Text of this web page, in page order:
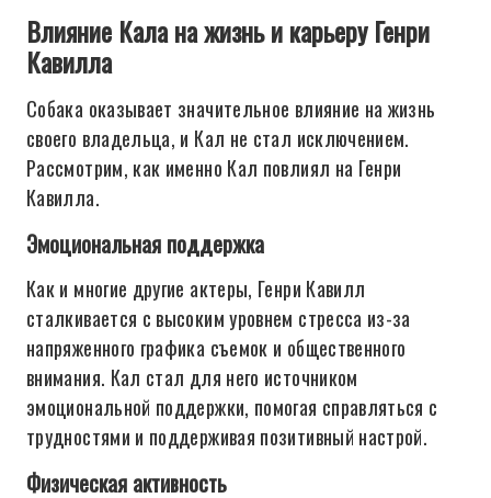
Влияние Кала на жизнь и карьеру Генри
Кавилла
Собака оказывает значительное влияние на жизнь
своего владельца, и Кал не стал исключением.
Рассмотрим, как именно Кал повлиял на Генри
Кавилла.
Эмоциональная поддержка
Как и многие другие актеры, Генри Кавилл
сталкивается с высоким уровнем стресса из-за
напряженного графика съемок и общественного
внимания. Кал стал для него источником
эмоциональной поддержки, помогая справляться с
трудностями и поддерживая позитивный настрой.
Физическая активность